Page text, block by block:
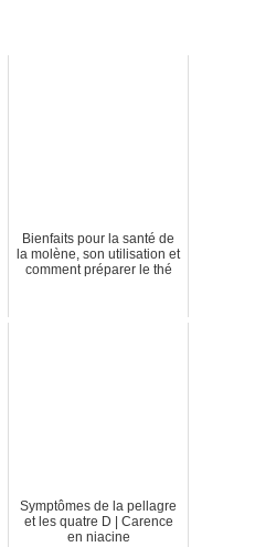
Bienfaits pour la santé de
la molène, son utilisation et
comment préparer le thé
Symptômes de la pellagre
et les quatre D | Carence
en niacine